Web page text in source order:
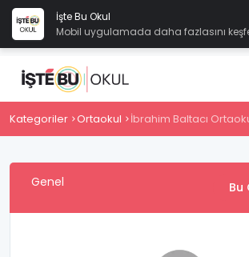
İşte Bu Okul
Mobil uygulamada daha fazlasını
Kategoriler Ortaokul İbrahim Baltacı
Genel Bu